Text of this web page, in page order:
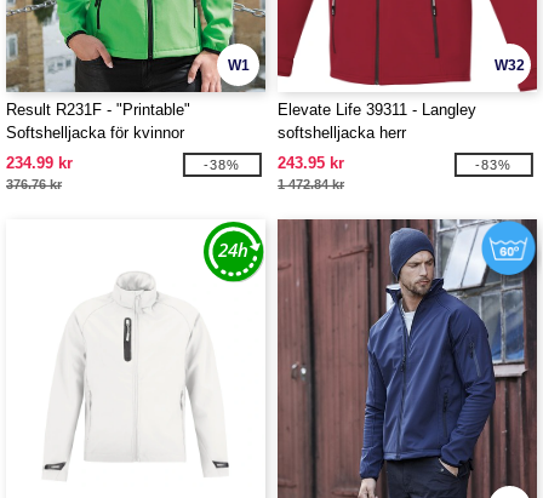
W1
Result R231F - "Printable"
Softshelljacka för kvinnor
234.99 kr
376.76 kr
-38%
W32
Elevate Life 39311 - Langley
softshelljacka herr
243.95 kr
1 472.84 kr
-83%